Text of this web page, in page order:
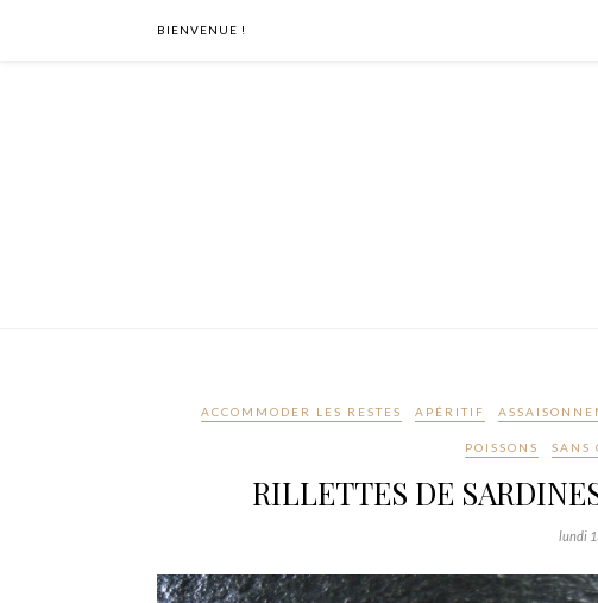
BIENVENUE !
ACCOMMODER LES RESTES APÉRITIF
POISSONS SANS
RILLETTES DE
lundi